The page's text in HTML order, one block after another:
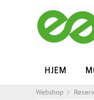
HJEM
Webshop